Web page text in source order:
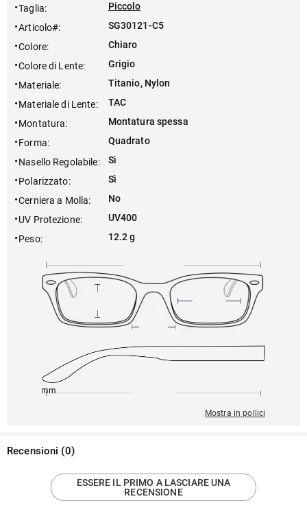
Taglia:
Piccolo
Articolo#:
SG30121-C5
Colore:
Chiaro
Colore di Lente:
Grigio
Materiale:
Titanio, Nylon
Materiale di Lente:
TAC
Montatura:
Montatura spessa
Forma:
Quadrato
Nasello Regolabile:
Sì
Polarizzato:
Sì
Cerniera a Molla:
No
UV Protezione:
UV400
Peso: 12.2 g
150mm
Mostra in pollici
Recensioni (0)
ESSERE IL PRIMO A LASCIARE UNA
RECENSIONE